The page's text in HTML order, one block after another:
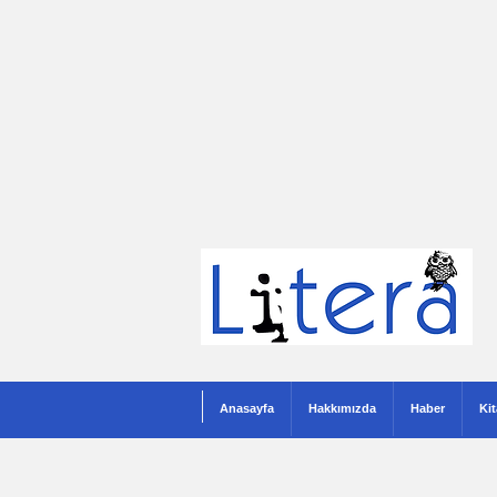
Anasayfa Hakkımızda Haber